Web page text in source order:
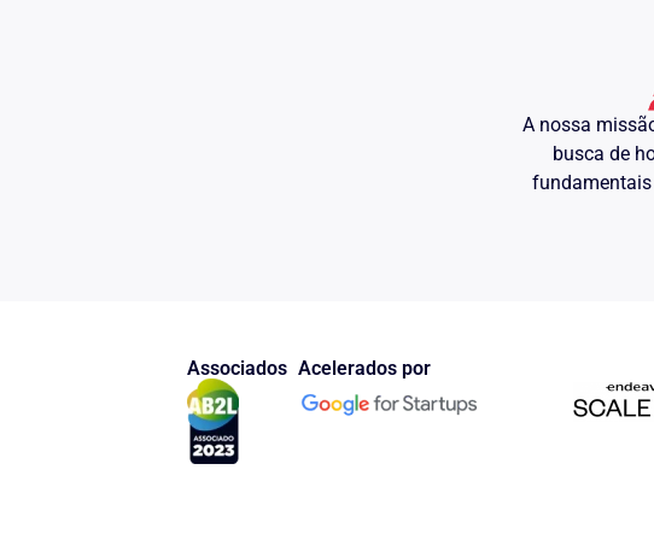
No dia dos fatos, conta a vítima que um elemento baixo, branco,
anos, estava com um capacete de moto, colocado na cabeça,
700,00 e depois fugir com uma moto, cuja placa não foi
Conta, ainda, que o elemento portava arma de fogo e que o
Mas, em sua declaração à fl.21 no auto de reconhecimento, o sr.
de dois elementos que vieram a assaltar seu estabelecimento.
Preclaro Magistrado, nota-se, portanto, que tanto o depoimento
testemunha, deixam pairar dúvidas quanto a autoria do delito,
A nossa
busca de
fundamentais
Associados Acelerados por